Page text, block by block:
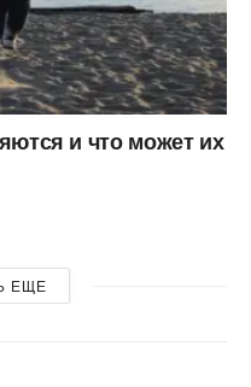
и что может их
ЕЩЕ